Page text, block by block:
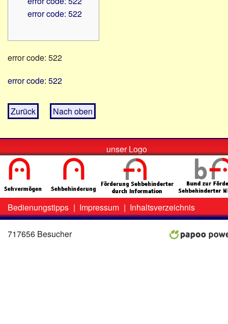
error code: 522
error code: 522
error code: 522
Zurück Nach oben
unser Logo
Zweit-
Menü
Bedienungstipps | Impressum | Inhaltsverzeichnis
717656 Besucher